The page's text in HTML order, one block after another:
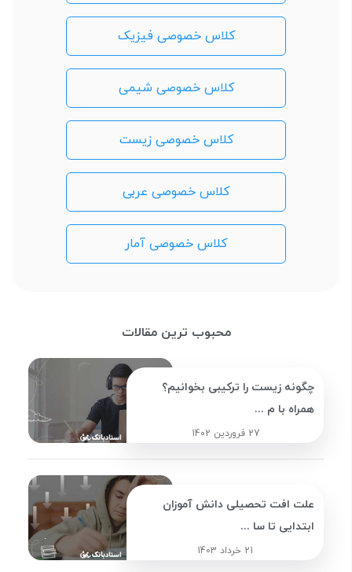
کلاس خصوصی فیزیک
کلاس خصوصی شیمی
کلاس خصوصی زیست
کلاس خصوصی عربی
کلاس خصوصی آمار
محبوب ترین مقالات
چگونه زیست را ترکیبی بخوانیم؟
همراه با م ...
27 فروردین 1402
علت افت تحصیلی دانش آموزان
ابتدایی تا سا ...
21 خرداد 1403